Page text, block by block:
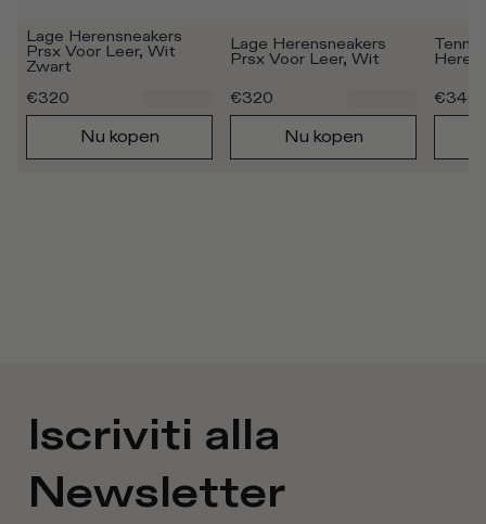
Lage Herensneakers
Prsx Voor Leer, Wit
Zwart
€320
Nu kopen
Lage Herensneakers
Prsx Voor Leer, Wit
€320
Nu kopen
Heren
€340
Iscriviti alla
Newsletter